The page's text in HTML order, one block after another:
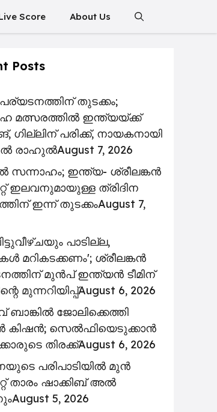
Score About Us
Posts
തുടക്കം;
മത്സരത്തിൽ ഇന്ത്യയ്ക്ക്
ഗില്ലിന് പരിക്ക്, നായകനായി
രാഹുൽAugust 7, 2026
സന്നാഹം; ഇന്ത്യ- ശ്രീലങ്കൻ
ഇലവനുമായുള്ള ത്രിദിന
ഇന്ന് തുടക്കംAugust 7,
പാടില്ല,
മറികടക്കണം'; ശ്രീലങ്കൻ
മുൻപ് ഇന്ത്യൻ ടീമിന്
മുന്നറിയിപ്പ്August 6, 2026
ബാങ്കിൽ ജോലിക്കെത്തി
കിഷന്‍; സെൽഫിയെടുക്കാൻ
തിരക്ക്August 6, 2026
പരിപാടിയിൽ മുൻ
താരം ഷാക്കിബ് അൽ
August 5, 2026